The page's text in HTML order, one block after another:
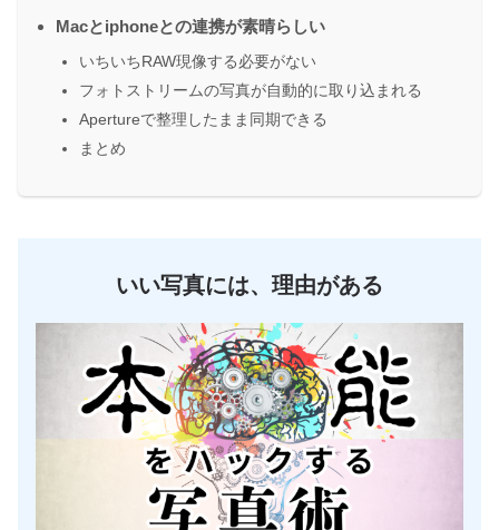
Macとiphoneとの連携が素晴らしい
いちいちRAW現像する必要がない
フォトストリームの写真が自動的に取り込まれる
Apertureで整理したまま同期できる
まとめ
いい写真には、理由がある